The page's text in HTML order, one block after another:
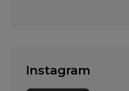
Instagram